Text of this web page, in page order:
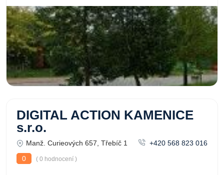
DIGITAL ACTION KAMENICE
s.r.o.
Manž. Curieových 657, Třebíč 1
+420 568 823 016
0
( 0 hodnocení )